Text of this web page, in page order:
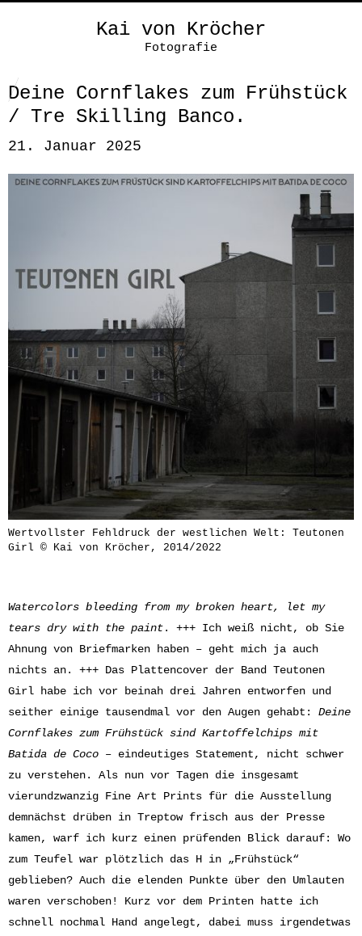
Kai von Kröcher
Fotografie
Deine Cornflakes zum Frühstück
/ Tre Skilling Banco.
21. Januar 2025
Wertvollster Fehldruck der westlichen Welt: Teutonen
Girl © Kai von Kröcher, 2014/2022
Watercolors bleeding from my broken heart, let my
tears dry with the paint. +++ Ich weiß nicht, ob Sie
Ahnung von Briefmarken haben – geht mich ja auch
nichts an. +++ Das Plattencover der Band Teutonen
Girl habe ich vor beinah drei Jahren entworfen und
seither einige tausendmal vor den Augen gehabt: Deine
Cornflakes zum Frühstück sind Kartoffelchips mit
Batida de Coco – eindeutiges Statement, nicht schwer
zu verstehen. Als nun vor Tagen die insgesamt
vierundzwanzig Fine Art Prints für die Ausstellung
demnächst drüben in Treptow frisch aus der Presse
kamen, warf ich kurz einen prüfenden Blick darauf: Wo
zum Teufel war plötzlich das H in „Frühstück“
geblieben? Auch die elenden Punkte über den Umlauten
waren verschoben! Kurz vor dem Printen hatte ich
schnell nochmal Hand angelegt, dabei muss irgendetwas